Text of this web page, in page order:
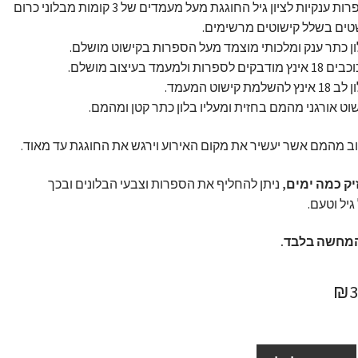
זוג ספרות ענקיות לציון גיל החוגגת מעל מעמדים של 3 קומות מבלוני כרום
בשלל קישוטים מרשימים.
כתר ענק ומלכותי מוצמד מעל הספרות בקישוט מושלם.
להשלמת קישוט המעמד.
אורגני מהמם בחזית ומעליו בלון כתר קטן ומהמם.
מהמם אשר יעשיר את מקום האירוע וירגש את החוגגת עד מאוד.
כמה ימים, ניתן להחליף את הספרות וצבעי הבלונים ובכך
וטעם.
בלבד.
₪
הוא: